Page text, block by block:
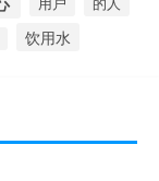
饮用水